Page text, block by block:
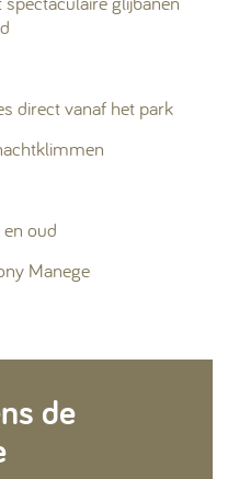
direct vanaf het park
oud
Manege
de